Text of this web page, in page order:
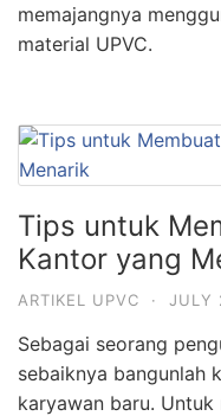
memajangnya
material UPVC.
Tips untuk
Kantor yang
ARTIKEL UPVC · JULY
Sebagai seorang
sebaiknya bangunlah
karyawan baru.